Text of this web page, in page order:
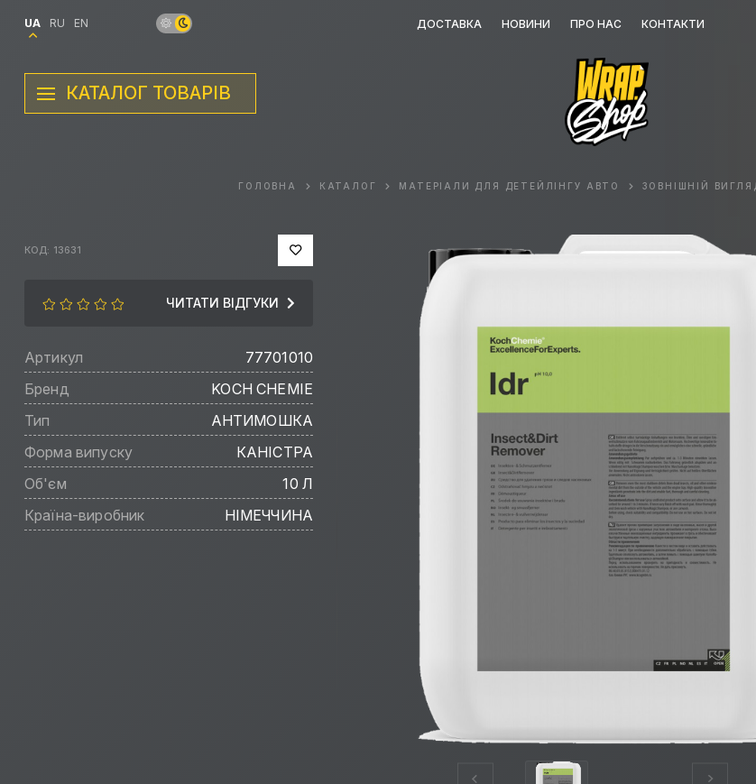
UA RU EN ДОСТАВКА НОВИНИ ПРО НАС КОНТАКТИ
КАТАЛОГ ТОВАРІВ
ГОЛОВНА КАТАЛОГ МАТЕРІАЛИ ДЛЯ ДЕТЕЙЛІНГУ АВТО ЗОВНІШНІЙ
КОД: 13631
ЧИТАТИ ВІДГУКИ
Артикул
77701010
Бренд
KOCH CHEMIE
Тип
АНТИМОШКА
Форма випуску
КАНІСТРА
Об'єм
10 Л
Країна-виробник
НІМЕЧЧИНА